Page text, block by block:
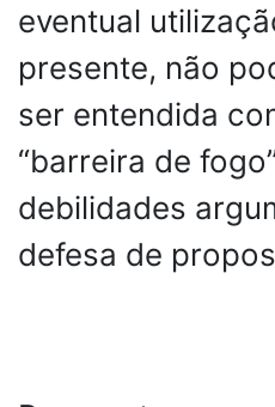
eventual
presente, não
ser entendida
“barreira de
debilidades
defesa de